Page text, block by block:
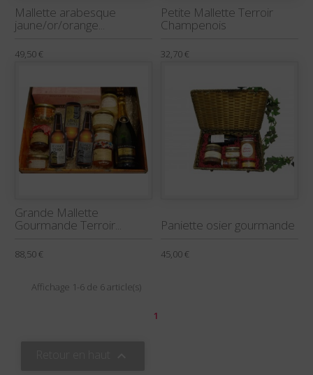
Mallette arabesque
jaune/or/orange...
49,50 €
Petite Mallette Terroir
Champenois
32,70 €
Grande Mallette
Gourmande Terroir...
88,50 €
Paniette osier gourmande
45,00 €
Affichage 1-6 de 6 article(s)
1